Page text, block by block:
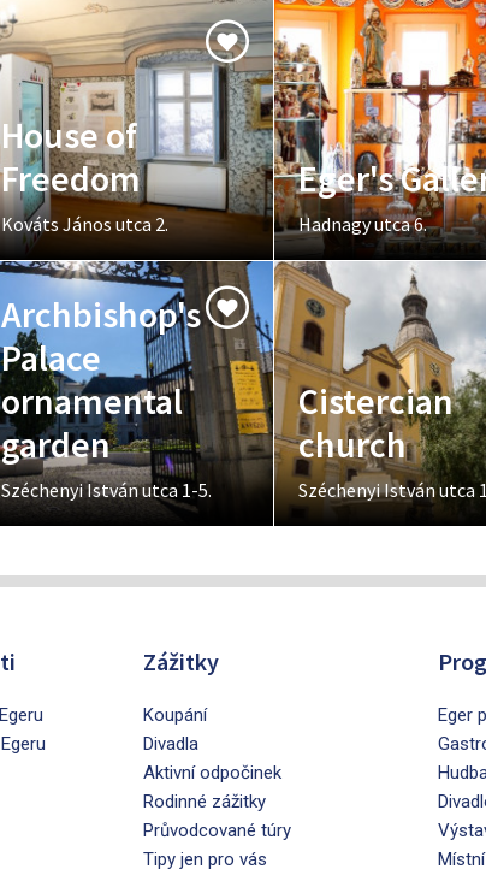
House of
Freedom
Kováts János utca 2.
Eger's
Hadnagy utca 6.
Archbishop's
Palace
ornamental
garden
Széchenyi István utca 1-5.
Cistercian
church
Széchenyi István utca
Zážitky
Koupání
Divadla
Aktivní odpočinek
Rodinné zážitky
Průvodcované túry
Tipy jen pro vás
Eger
Místní